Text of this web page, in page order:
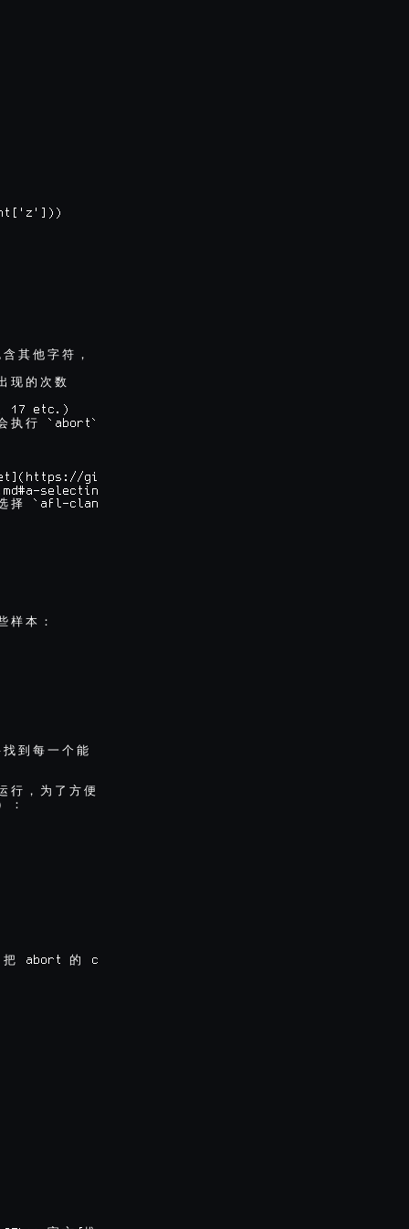
含 其 他 字 符
，
现 的 次 数
17 etc.)
执 行
`abort`
gi
selectin
择
`afl-clan
样 本 ：
找 到 每 一 个 能
行 ， 为 了 方 便
：
把 abort 的
c